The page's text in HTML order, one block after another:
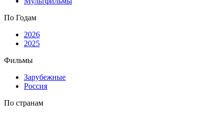
По Годам
2026
2025
Фильмы
Зарубежные
Россия
По странам